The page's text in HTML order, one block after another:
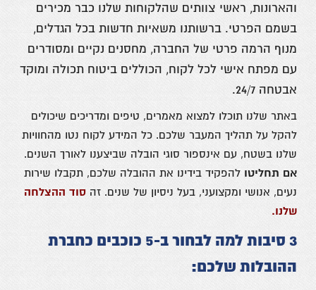
והארונות, ראשי צוותים שהלקוחות שלנו כבר מכירים
בשמם הפרטי. ברשותנו משאיות חדשות בכל הגדלים,
מנוף הרמה פרטי של החברה, מחסנים נקיים ומסודרים
עם מפתח אישי לכל לקוח, הכוללים ביטוח תכולה ומוקד
אבטחה 24/7.
באתר שלנו תוכלו למצוא מאמרים, טיפים ומדריכים שיכולים
להקל על תהליך המעבר שלכם. כל המידע לקוח נטו מהחוויות
שלנו בשטח, עם אינספור סוגי הובלה שביצענו לאורך השנים.
אם תחליטו להפקיד בידינו את ההובלה שלכם, תקבלו שירות
נעים, אנושי ומקצועני, בעל ניסיון של שנים. זה סוד ההצלחה
שלנו.
3 סיבות למה לבחור ב-5 כוכבים כחברת
ההובלות שלכם: